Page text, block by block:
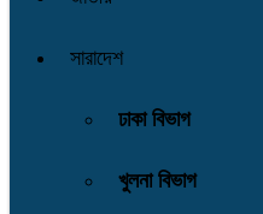
সারাদেশ
ঢাকা বিভাগ
খুলনা বিভাগ